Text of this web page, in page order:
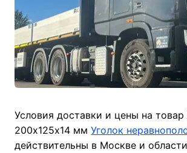
Условия доставки и цены на товар
200х125х14 ммУголок
действительны в Москве и